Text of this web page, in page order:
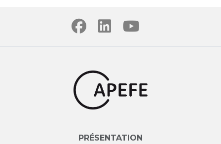
PRÉSENTATION